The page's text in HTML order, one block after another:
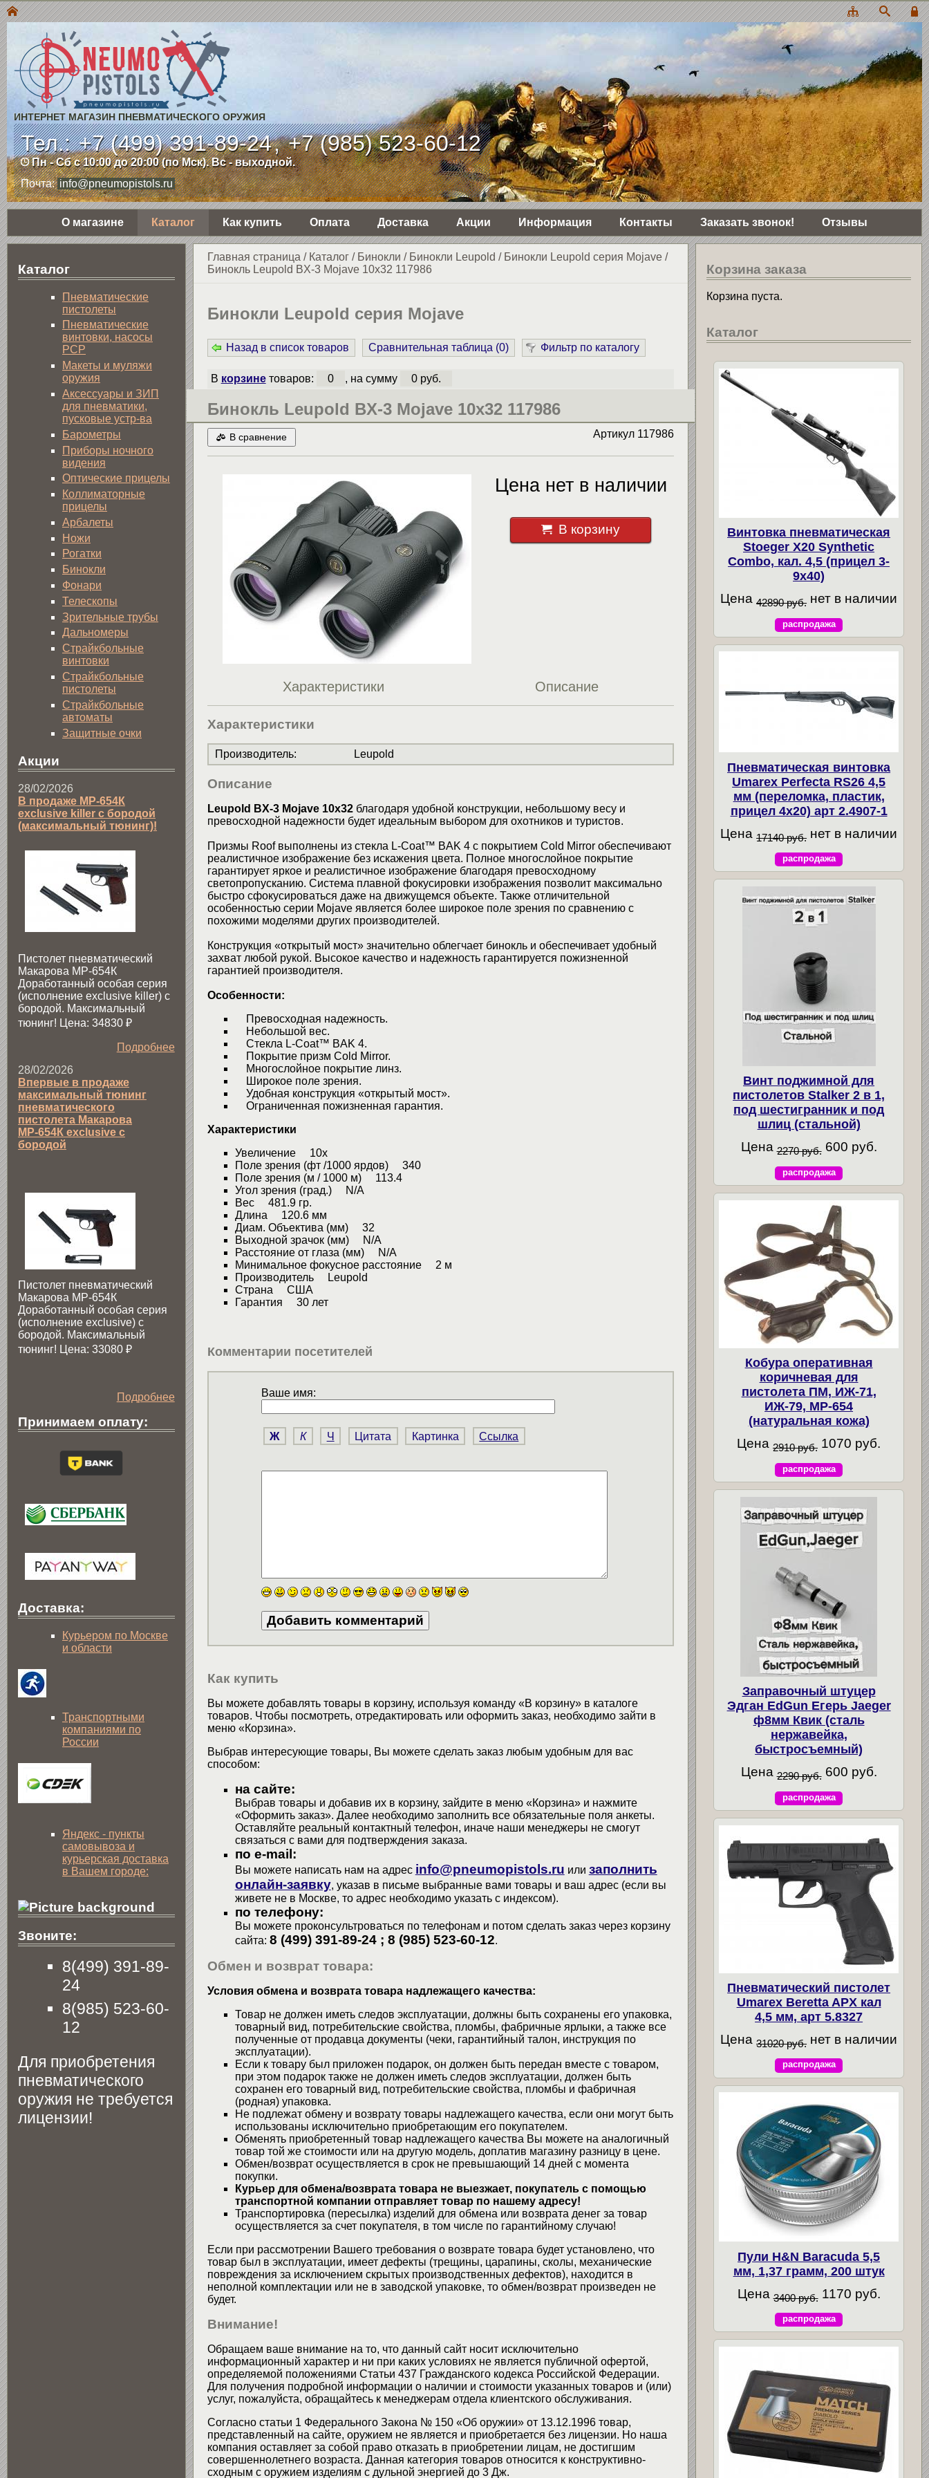
ИНТЕРНЕТ МАГАЗИН ПНЕВМАТИЧЕСКОГО ОРУЖИЯ
Тел.:+7 (499) 391-89-24,+7 (985) 523-60-12
Пн - Сб с 10:00 до 20:00 (по Мск). Вс - выходной.
Почта: info@pneumopistols.ru
О магазине Каталог Как купить Оплата Доставка Акции Информация Контакты Заказать звонок! Отзывы
Главная страница / Каталог/ Бинокли / Бинокли Leupold / Бинокли Leupold серия Mojave/
Бинокль Leupold BX-3 Mojave 10x32 117986
Бинокли Leupold серия Mojave
Назад в список товаров Сравнительная таблица (0) Фильтр по каталогу
В корзинетоваров: 0 , на сумму 0 руб.
Бинокль Leupold BX-3 Mojave 10x32 117986
В сравнение Артикул 117986
Цена нет в наличии
В корзину
Характеристики Описание
Характеристики
Производитель: Leupold
Описание
Leupold BX-3 Mojave 10x32благодаря удобной конструкции, небольшому весу и
превосходной надежности будет идеальным выбором для охотников и туристов.
Призмы Roof выполнены из стекла L-Coat™ BAK 4 с покрытием Cold Mirror обеспечивают
реалистичное изображение без искажения цвета. Полное многослойное покрытие
гарантирует яркое и реалистичное изображение благодаря превосходному
светопропусканию. Система плавной фокусировки изображения позволит максимально
быстро сфокусироваться даже на движущемся объекте. Также отличительной
особенностью серии Mojave является более широкое поле зрения по сравнению с
похожими моделями других производителей.
Конструкция «открытый мост» значительно облегчает бинокль и обеспечивает удобный
захват любой рукой. Высокое качество и надежность гарантируется пожизненной
гарантией производителя.
Особенности:
Превосходная надежность.
Небольшой вес.
Стекла L-Coat™ BAK 4.
Покрытие призм Cold Mirror.
Многослойное покрытие линз.
Широкое поле зрения.
Удобная конструкция «открытый мост».
Ограниченная пожизненная гарантия.
Характеристики
Увеличение 10х
Поле зрения (фт /1000 ярдов) 340
Поле зрения (м / 1000 м) 113.4
Угол зрения (град.) N/A
Вес 481.9 гр.
Длина 120.6 мм
Диам. Объектива (мм) 32
Выходной зрачок (мм) N/A
Расстояние от глаза (мм) N/A
Минимальное фокусное расстояние 2 м
Производитель Leupold
Страна США
Гарантия 30 лет
Комментарии посетителей
Ваше имя:
Ж К Ч Цитата Картинка Ссылка
Как купить
Вы можете добавлять товары в корзину, используя команду «В корзину» в каталоге
товаров. Чтобы посмотреть, отредактировать или оформить заказ, необходимо зайти в
меню «Корзина».
Выбрав интересующие товары, Вы можете сделать заказ любым удобным для вас
способом:
на сайте:
Выбрав товары и добавив их в корзину, зайдите в меню «Корзина» и нажмите
«Оформить заказ». Далее необходимо заполнить все обязательные поля анкеты.
Оставляйте реальный контактный телефон, иначе наши менеджеры не смогут
связаться с вами для подтверждения заказа.
по e-mail:
Вы можете написать нам на адрес info@pneumopistols.ru или заполнить
онлайн-заявку, указав в письме выбранные вами товары и ваш адрес (если вы
живете не в Москве, то адрес необходимо указать с индексом).
по телефону:
Вы можете проконсультроваться по телефонам и потом сделать заказ через корзину
сайта: 8 (499) 391-89-24 ; 8 (985) 523-60-12.
Обмен и возврат товара:
Условия обмена и возврата товара надлежащего качества:
Товар не должен иметь следов эксплуатации, должны быть сохранены его упаковка,
товарный вид, потребительские свойства, пломбы, фабричные ярлыки, а также все
полученные от продавца документы (чеки, гарантийный талон, инструкция по
эксплуатации).
Если к товару был приложен подарок, он должен быть передан вместе с товаром,
при этом подарок также не должен иметь следов эксплуатации, должен быть
сохранен его товарный вид, потребительские свойства, пломбы и фабричная
(родная) упаковка.
Не подлежат обмену и возврату товары надлежащего качества, если они могут быть
использованы исключительно приобретающим его покупателем.
Обменять приобретенный товар надлежащего качества Вы можете на аналогичный
товар той же стоимости или на другую модель, доплатив магазину разницу в цене.
Обмен/возврат осуществляется в срок не превышающий 14 дней с момента
покупки.
Курьер для обмена/возврата товара не выезжает, покупатель с помощью
транспортной компании отправляет товар по нашему адресу!
Транспортировка (пересылка) изделий для обмена или возврата денег за товар
осуществляется за счет покупателя, в том числе по гарантийному случаю!
Если при рассмотрении Вашего требования о возврате товара будет установлено, что
товар был в эксплуатации, имеет дефекты (трещины, царапины, сколы, механические
повреждения за исключением скрытых производственных дефектов), находится в
неполной комплектации или не в заводской упаковке, то обмен/возврат произведен не
будет.
Внимание!
Обращаем ваше внимание на то, что данный сайт носит исключительно
информационный характер и ни при каких условиях не является публичной офертой,
определяемой положениями Статьи 437 Гражданского кодекса Российской Федерации.
Для получения подробной информации о наличии и стоимости указанных товаров и (или)
услуг, пожалуйста, обращайтесь к менеджерам отдела клиентского обслуживания.
Согласно статьи 1 Федерального Закона № 150 «Об оружии» от 13.12.1996 товар,
представленный на сайте, оружием не является и приобретается без лицензии. Но наша
компания оставляет за собой право отказать в приобретении лицам, не достигшим
совершеннолетнего возраста. Данная категория товаров относится к конструктивно-
сходным с оружием изделиям с дульной энергией до 3 Дж.
Каталог
Пнев­ма­ти­чес­кие
пистолеты
Пневматические
винтовки, насосы
PCP
Макеты и муляжи
оружия
Аксессуары и ЗИП
для пневматики,
пусковые устр-ва
Барометры
Приборы ночного
видения
Оптические прицелы
Коллиматорные
прицелы
Арбалеты
Ножи
Рогатки
Бинокли
Фонари
Телескопы
Зрительные трубы
Дальномеры
Страйкбольные
винтовки
Страйкбольные
пистолеты
Страйкбольные
автоматы
Защитные очки
Акции
28/02/2026
В продаже МР-654К
exclusive killer с бородой
(максимальный тюнинг)!
Пистолет пневматический
Макарова МР-654К
Доработанный особая серия
(исполнение exclusive killer) с
бородой. Максимальный
тюнинг! Цена: 34830 ₽
Подробнее
28/02/2026
Впервые в продаже
максимальный тюнинг
пневматического
пистолета Макарова
МР-654К exclusive с
бородой
Пистолет пневматический
Макарова МР-654К
Доработанный особая серия
(исполнение exclusive) c
бородой. Максимальный
тюнинг! Цена: 33080 ₽
Подробнее
Принимаем оплату:
Доставка:
Курьером по Москве
и области
Транспортными
компаниями по
России
Яндекс - пункты
самовывоза и
курьерская доставка
в Вашем городе:
Звоните:
8(499) 391-89-
24
8(985) 523-60-
12
Для приобретения
пневматического
оружия не требуется
лицензии!
Корзина заказа
Корзина пуста.
Каталог
Винтовка пневматическая
Stoeger X20 Synthetic
Combo, кал. 4,5 (прицел 3-
9х40)
Цена 42890 руб. нет в наличии
распродажа
Пневматическая винтовка
Umarex Perfecta RS26 4,5
мм (переломка, пластик,
прицел 4x20) арт 2.4907-1
Цена 17140 руб. нет в наличии
распродажа
Винт поджимной для
пистолетов Stalker 2 в 1,
под шестигранник и под
шлиц (стальной)
Цена 2270 руб. 600 руб.
распродажа
Кобура оперативная
коричневая для
пистолета ПМ, ИЖ-71,
ИЖ-79, МР-654
(натуральная кожа)
Цена 2910 руб. 1070 руб.
распродажа
Заправочный штуцер
Эдган EdGun Егерь Jaeger
ф8мм Квик (сталь
нержавейка,
быстросъемный)
Цена 2290 руб. 600 руб.
распродажа
Пневматический пистолет
Umarex Beretta APX кал
4,5 мм, арт 5.8327
Цена31020 руб. нет в наличии
распродажа
Пули H&N Baracuda 5,5
мм, 1,37 грамм, 200 штук
Цена 3400 руб. 1170 руб.
распродажа